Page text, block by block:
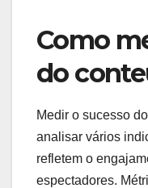
Como
do
Medir o sucesso
analisar vários
refletem o
espectadores.